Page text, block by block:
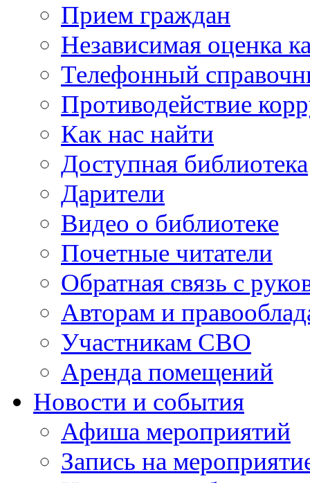
Прием граждан
Независимая оценка
Телефонный
Противодействие
Как нас найти
Доступная библиотека
Дарители
Видео о библиотеке
Почетные читатели
Обратная связь с
Авторам и
Участникам СВО
Аренда помещений
Новости и события
Афиша мероприятий
Запись на